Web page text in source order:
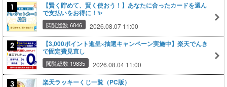
【賢く貯めて、賢く使おう！】あなたに合ったカードを選ん
で支払いをお得に！✨
閲覧総数 6846 2026.08.07 11:00
【3,000ポイント進呈×抽選キャンペーン実施中】楽天でんき
で固定費見直し
閲覧総数 19835 2026.08.04 11:00
楽天ラッキーくじ一覧（PC版）